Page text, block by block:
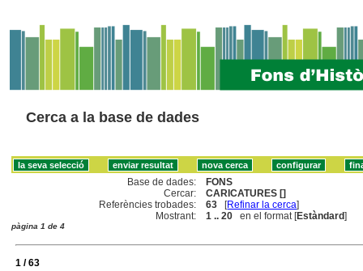
Cerca a la base de dades
Base de dades:
FONS
Cercar:
CARICATURES []
Referències trobades:
63 [Refinar la cerca]
Mostrant:
1 .. 20 en el format [Estàndard]
pàgina 1 de 4
1 / 63